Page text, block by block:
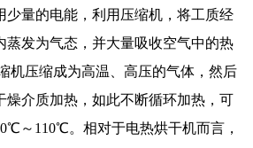
少量的电能，利用压缩机，将工质经
蒸发为气态，并大量吸收空气中的热
机压缩成为高温、高压的气体，然后
介质加热，如此不断循环加热，可
～110℃。相对于电热烘干机而言，